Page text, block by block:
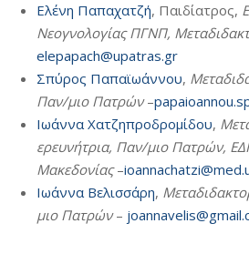
Ελένη Παπαχατζή, Παιδίατρος,
Νεογνολογίας ΠΓΝΠ,
elepapach@upatras.gr
Σπύρος Παπαϊωάννου,
Παν/μιο Πατρών–
Ιωάννα Χατζηπροδρομίδου,
ερευνήτρια, Παν/μιο Πατρών,
Μακεδονίας–
Ιωάννα Βελισσάρη,
μιο Πατρών–